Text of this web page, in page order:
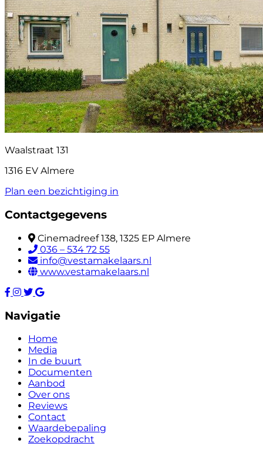
Waalstraat 131
1316 EV Almere
Plan een bezichtiging in
Contactgegevens
Cinemadreef 138, 1325 EP Almere
036 – 534 72 55
info@vestamakelaars.nl
www.vestamakelaars.nl
Navigatie
Home
Media
In de buurt
Documenten
Aanbod
Over ons
Reviews
Contact
Waardebepaling
Zoekopdracht